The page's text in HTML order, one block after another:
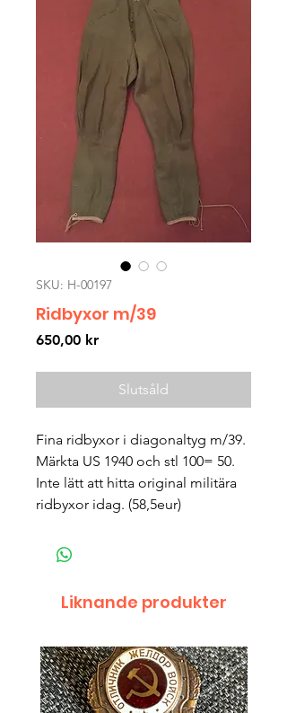
SKU: H-00197
Ridbyxor m/39
650,00 krPris
Slutsåld
Fina ridbyxor i diagonaltyg m/39.
Märkta US 1940 och stl 100= 50.
Inte lätt att hitta original militära
ridbyxor idag. (58,5eur)
Liknande produkter